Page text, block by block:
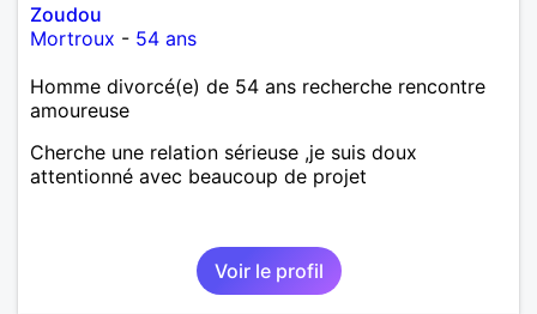
Zoudou
Mortroux - 54 ans
Homme divorcé(e) de 54 ans recherche rencontre
amoureuse
Cherche une relation sérieuse ,je suis doux
attentionné avec beaucoup de projet
Voir le profil